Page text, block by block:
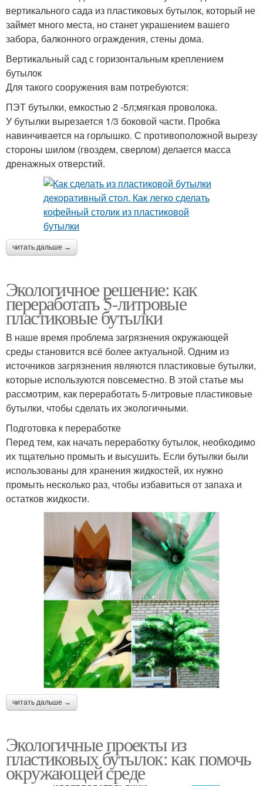
вертикального сада из пластиковых бутылок, который не
займет много места, но станет украшением вашего
забора, балконного ограждения, стены дома.
Вертикальный сад с горизонтальным креплением
бутылок
Для такого сооружения вам потребуются:
ПЭТ бутылки, емкостью 2 -5л;мягкая проволока.
У бутылки вырезается 1/3 боковой части. Пробка
навинчивается на горлышко. С противоположной вырезу
стороны шилом (гвоздем, сверлом) делается масса
дренажных отверстий.
читать дальше →
Экологичное решение: как
переработать 5-литровые
пластиковые бутылки
В наше время проблема загрязнения окружающей
среды становится всё более актуальной. Одним из
источников загрязнения являются пластиковые бутылки,
которые используются повсеместно. В этой статье мы
рассмотрим, как переработать 5-литровые пластиковые
бутылки, чтобы сделать их экологичными.
Подготовка к переработке
Перед тем, как начать переработку бутылок, необходимо
их тщательно промыть и высушить. Если бутылки были
использованы для хранения жидкостей, их нужно
промыть несколько раз, чтобы избавиться от запаха и
остатков жидкости.
читать дальше →
Экологичные проекты из
пластиковых бутылок: как помочь
окружающей среде